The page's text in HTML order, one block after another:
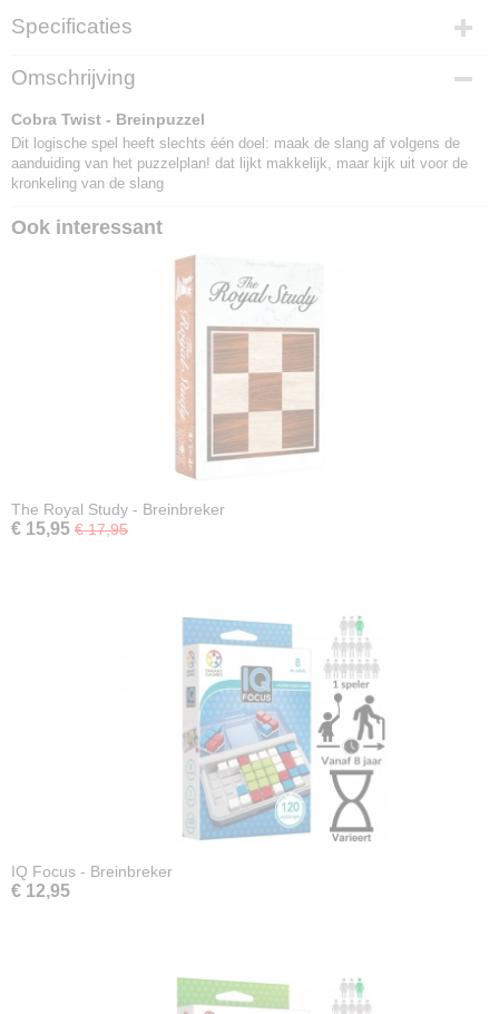
Specificaties
EAN code
4260071877734
Omschrijving
Cobra Twist - Breinpuzzel
Dit logische spel heeft slechts één doel: maak de slang af volgens de
aanduiding van het puzzelplan! dat lijkt makkelijk, maar kijk uit voor de
kronkeling van de slang
Ook interessant
The Royal Study - Breinbreker
€ 15,95 € 17,95
IQ Focus - Breinbreker
€ 12,95